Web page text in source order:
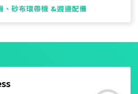
、砂布環帶機 &週邊配備